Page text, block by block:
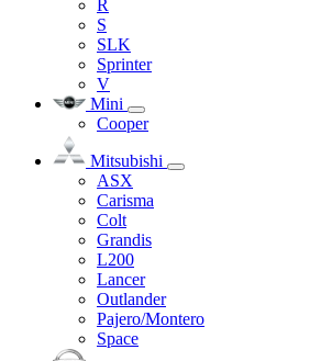
R
S
SLK
Sprinter
V
Mini
Cooper
Mitsubishi
ASX
Carisma
Colt
Grandis
L200
Lancer
Outlander
Pajero/Montero
Space